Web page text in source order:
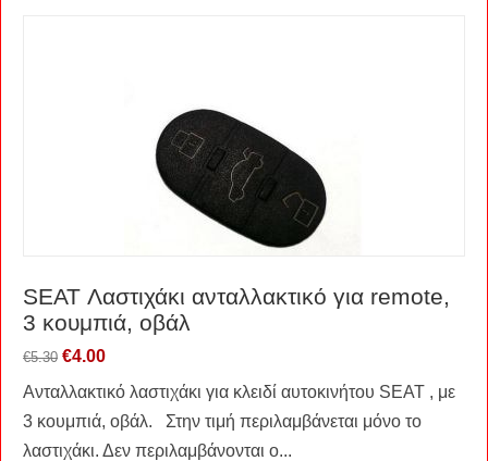
SEAT Λαστιχάκι ανταλλακτικό για remote,
3 κουμπιά, οβάλ
€5.30 €4.00
Ανταλλακτικό λαστιχάκι για κλειδί αυτοκινήτου SEAT , με
3 κουμπιά, οβάλ. Στην τιμή περιλαμβάνεται μόνο το
λαστιχάκι. Δεν περιλαμβάνονται ο...